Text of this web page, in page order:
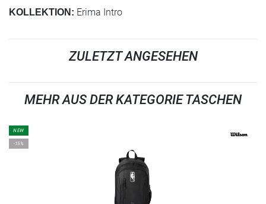
KOLLEKTION: Erima Intro
ZULETZT ANGESEHEN
MEHR AUS DER KATEGORIE TASCHEN
NEW
-15%